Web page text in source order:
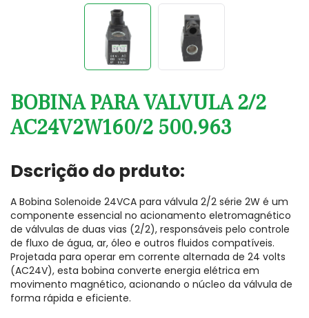
BOBINA PARA VALVULA 2/2
AC24V2W160/2 500.963
Dscrição do prduto:
A Bobina Solenoide 24VCA para válvula 2/2 série 2W é um
componente essencial no acionamento eletromagnético
de válvulas de duas vias (2/2), responsáveis pelo controle
de fluxo de água, ar, óleo e outros fluidos compatíveis.
Projetada para operar em corrente alternada de 24 volts
(AC24V), esta bobina converte energia elétrica em
movimento magnético, acionando o núcleo da válvula de
forma rápida e eficiente.